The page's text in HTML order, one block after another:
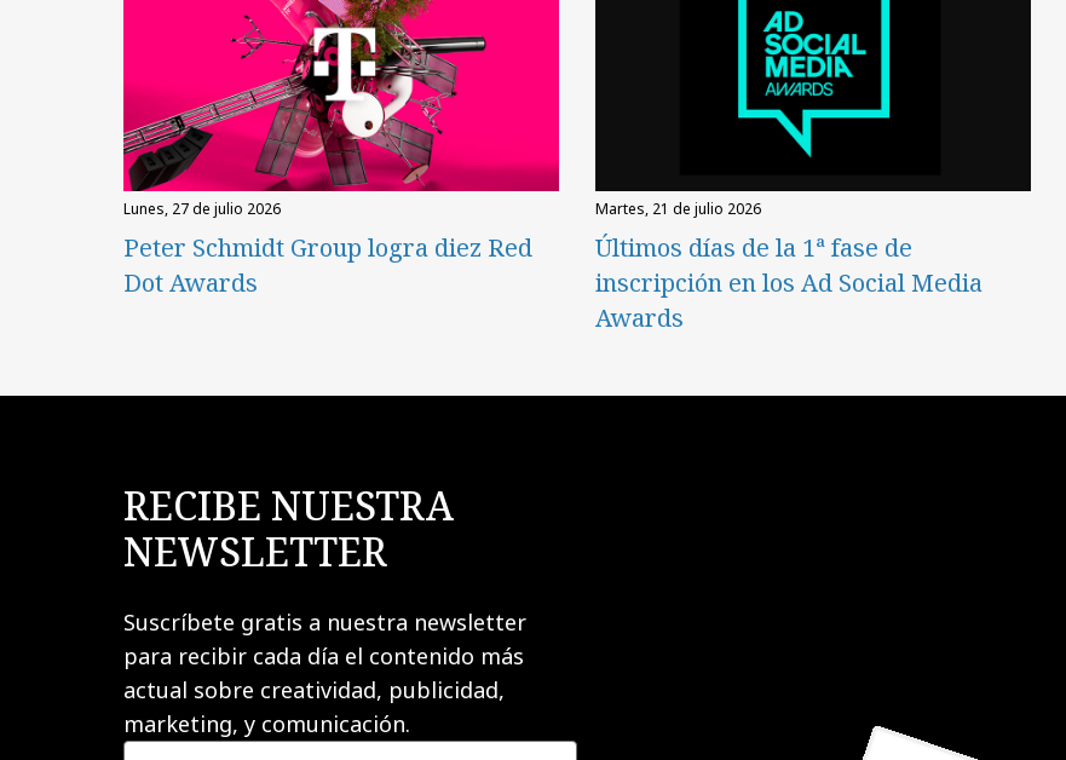
lunes, 27 de julio 2026
Peter Schmidt Group logra diez Red
Dot Awards
martes, 21 de julio 2026
Últimos días de la 1ª fase de
inscripción en los Ad Social Media
Awards
RECIBE NUESTRA
NEWSLETTER
Suscríbete gratis a nuestra newsletter
para recibir cada día el contenido más
actual sobre creatividad, publicidad,
marketing, y comunicación.